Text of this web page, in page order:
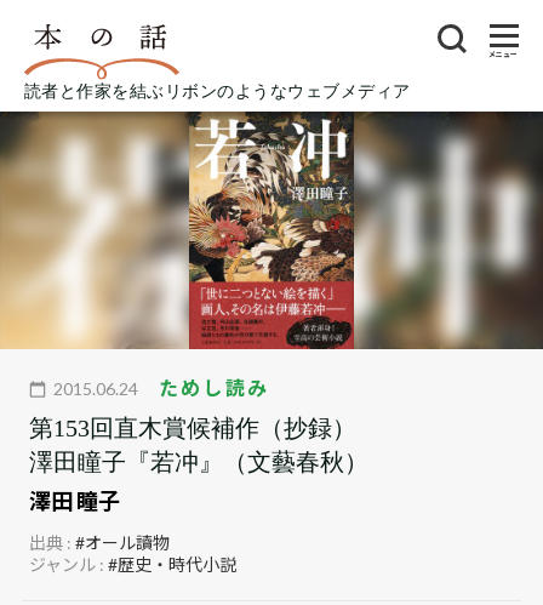
読者と作家を結ぶリボンのようなウェブメディア
メニュー
2015.06.24 ためし読み
第153回直木賞候補作（抄録）
澤田瞳子『若冲』（文藝春秋）
澤田 瞳子
出典 :#オール讀物
ジャンル :#歴史・時代小説